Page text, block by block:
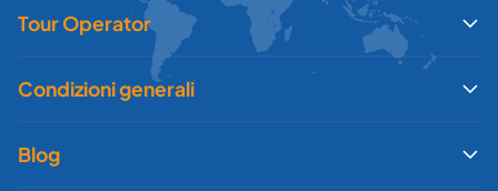
Tour Operator
Condizioni generali
Blog